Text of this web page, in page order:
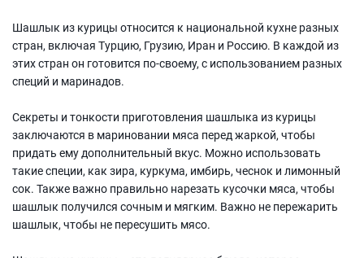
Шашлык из курицы относится к национальной кухне разных
стран, включая Турцию, Грузию, Иран и Россию. В каждой из
этих стран он готовится по-своему, с использованием разных
специй и маринадов.
Секреты и тонкости приготовления шашлыка из курицы
заключаются в мариновании мяса перед жаркой, чтобы
придать ему дополнительный вкус. Можно использовать
такие специи, как зира, куркума, имбирь, чеснок и лимонный
сок. Также важно правильно нарезать кусочки мяса, чтобы
шашлык получился сочным и мягким. Важно не пережарить
шашлык, чтобы не пересушить мясо.